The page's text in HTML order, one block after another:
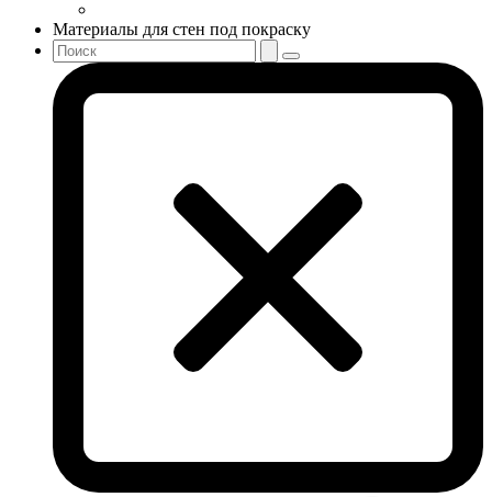
Материалы для стен под покраску